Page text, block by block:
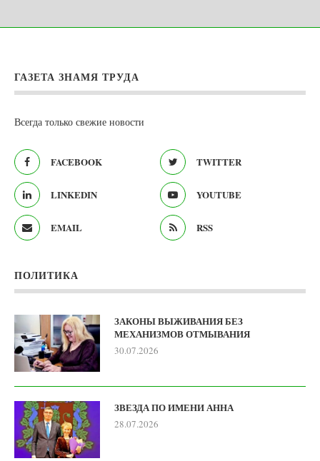
ГАЗЕТА ЗНАМЯ ТРУДА
Всегда только свежие новости
FACEBOOK TWITTER
LINKEDIN YOUTUBE
EMAIL RSS
ПОЛИТИКА
ЗАКОНЫ ВЫЖИВАНИЯ БЕЗ
МЕХАНИЗМОВ ОТМЫВАНИЯ
30.07.2026
ЗВЕЗДА ПО ИМЕНИ АННА
28.07.2026